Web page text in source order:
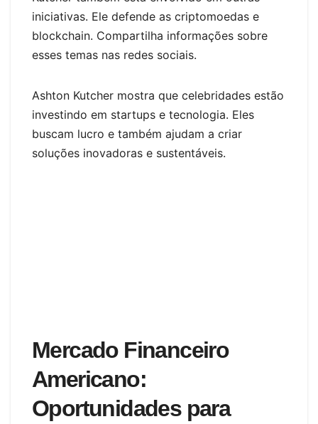
iniciativas. Ele defende as criptomoedas e
blockchain. Compartilha informações sobre
esses temas nas redes sociais.
Ashton Kutcher mostra que celebridades estão
investindo em startups e tecnologia. Eles
buscam lucro e também ajudam a criar
soluções inovadoras e sustentáveis.
Mercado Financeiro
Americano:
Oportunidades para